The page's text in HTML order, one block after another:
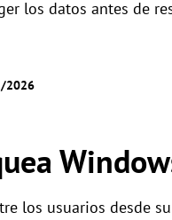
los datos antes de
2026
los usuarios desde